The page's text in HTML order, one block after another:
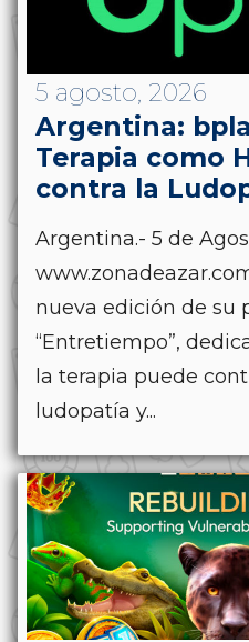
5 agosto, 2026
Argentina:
Terapia como
contra la
Argentina.- 5 de
nueva edición de su
“Entretiempo”,
la terapia puede
ludopatía y...